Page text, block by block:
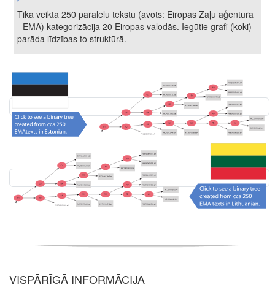
Tika veikta 250 paralēlu tekstu (avots: Eiropas Zāļu aģentūra
- EMA) kategorizācija 20 Eiropas valodās. Iegūtie grafi (koki)
parāda līdzības to struktūrā.
VISPĀRĪGĀ INFORMĀCIJA